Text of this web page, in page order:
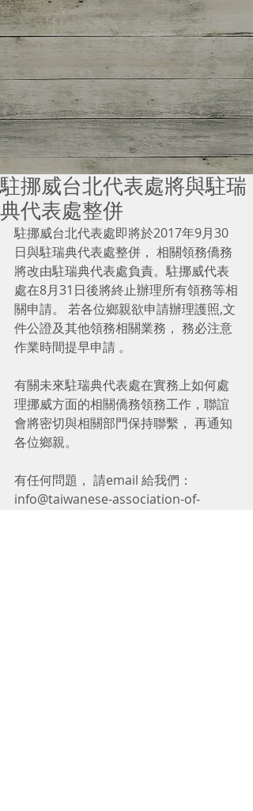
駐挪威台北代表處將與駐瑞
典代表處整併
駐挪威台北代表處即將於2017年9月30
日與駐瑞典代表處整併， 相關領務僑務
將改由駐瑞典代表處負責。駐挪威代表
處在8月31日後將終止辦理所有領務等相
關申請。 若各位鄉親欲申請辦理護照,文
件公證及其他領務相關業務， 務必注意
作業時間提早申請 。
有關未來駐瑞典代表處在實務上如何處
理挪威方面的相關僑務領務工作，聯誼
會將密切與相關部門保持聯繫， 再通知
各位鄉親。
有任何問題， 請email 給我們：
info@taiwanese-association-of-